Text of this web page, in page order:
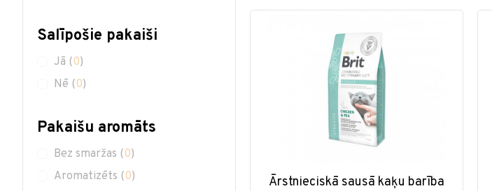
Salīpošie pakaiši
Jā (0)
Nē (0)
Pakaišu aromāts
Bez smaržas (0)
Aromatizēts (0)
Ārstnieciskā sausā kaķu barība